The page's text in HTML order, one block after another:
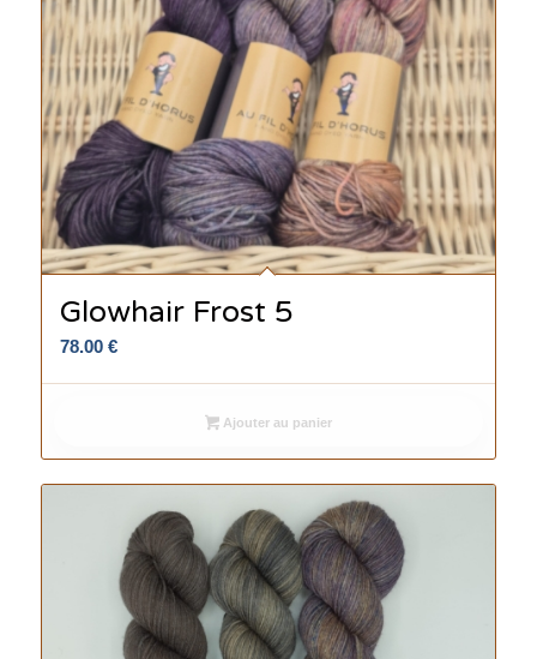
Glowhair Frost 5
78.00 €
Ajouter au panier